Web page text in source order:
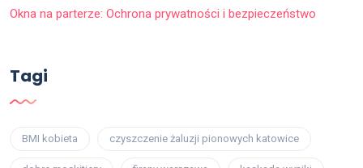
Okna na parterze: Ochrona prywatności i bezpieczeństwo
Tagi
BMI kobieta czyszczenie żaluzji pionowych katowice